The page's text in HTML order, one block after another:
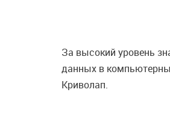
За высокий уровень
данных в
Криволап.